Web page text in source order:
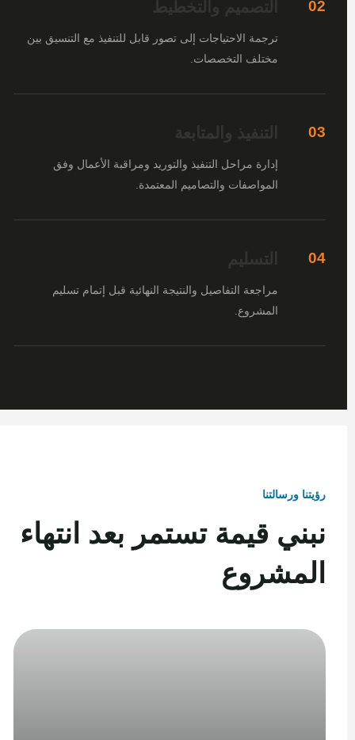
02 التصميم والتخطيط
ترجمة الاحتياجات إلى تصور قابل للتنفيذ مع التنسيق بين
مختلف التخصصات.
03 التنفيذ والمتابعة
إدارة مراحل التنفيذ والتوريد ومراقبة الأعمال وفق
المواصفات والتصاميم المعتمدة.
04 التسليم
مراجعة التفاصيل والنتيجة النهائية قبل إتمام تسليم
المشروع.
رؤيتنا ورسالتنا
نبني قيمة تستمر بعد انتهاء
المشروع